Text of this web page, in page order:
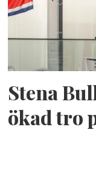
Stena
ökad tro